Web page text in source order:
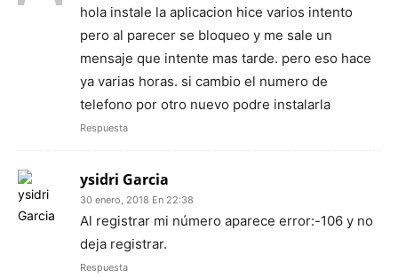
hola instale la aplicacion hice varios intento
pero al parecer se bloqueo y me sale un
mensaje que intente mas tarde. pero eso hace
ya varias horas. si cambio el numero de
telefono por otro nuevo podre instalarla
Respuesta
ysidri Garcia
30 enero, 2018 En 22:38
Al registrar mi número aparece error:-106 y no
deja registrar.
Respuesta